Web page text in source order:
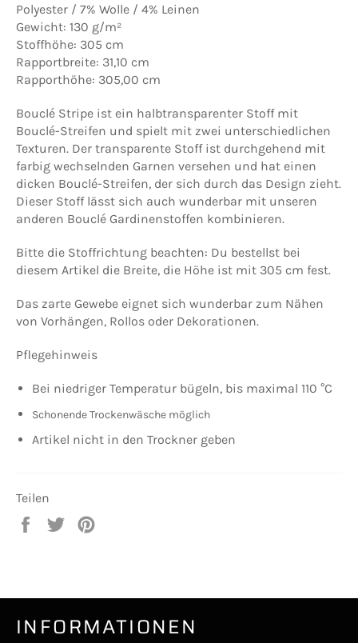
Polyester / 7% Wolle / 4% Leinen
Gewicht: 130 g/m²
Stoffhöhe: 305 cm
Rapportbreite: 31,10 cm
Rapporthöhe: 305,00 cm
Bouclé Stripe ist ein halbtransparenter Stoff mit
Bouclé-Streifen und spielt mit zwei unterschiedlichen
Texturen. Der transparente Stoff ist durchgehend mit
farbig wechselnden Garnen versehen und hat einen
dicken Bouclé-Streifen, der sich durch das Design zieht.
Dieser Stoff lässt sich auch wunderbar mit unseren
anderen Bouclé Gardinenstoffen kombinieren.
Bitte die Stoffrichtung beachten: Du bestellst bei
diesem Artikel die Breite, die Höhe ist mit 305 cm fest.
Das zarte Gewebe eignet sich wunderbar zum Nähen
von Vorhängen, Rollos oder Dekorationen.
Pflegehinweis
Bei niedriger Temperatur bügeln, bis maximal 110 °C
Schonende Trockenwäsche möglich
Artikel nicht in den Trockner geben
Teilen
Auf
Auf
INFORMATIONEN